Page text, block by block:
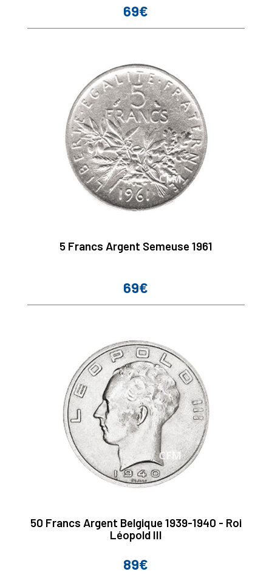
Prix
69€
5 Francs Argent Semeuse 1961
Prix
69€
50 Francs Argent Belgique 1939-1940 - Roi
Léopold III
Prix
89€